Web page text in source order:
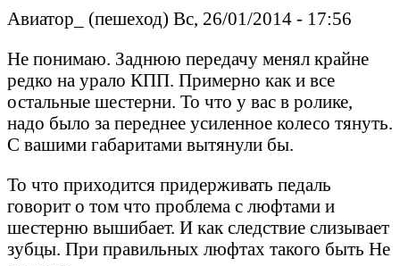
Авиатор_ (пешеход) Вс, 26/01/2014 - 17:56
Не понимаю. Заднюю передачу менял крайне
редко на урало КПП. Примерно как и все
остальные шестерни. То что у вас в ролике,
надо было за переднее усиленное колесо тянуть.
С вашими габаритами вытянули бы.
То что приходится придерживать педаль
говорит о том что проблема с люфтами и
шестерню вышибает. И как следствие слизывает
зубцы. При правильных люфтах такого быть Не